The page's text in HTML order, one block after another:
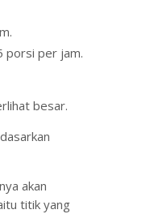
porsi per jam.
besar.
akan
titik yang